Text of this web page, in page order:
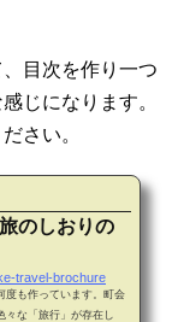
目次を作り一つ
じになります。
さい。
のしおりの
travel-brochure
度も作っています。町会
々な「旅行」が存在し